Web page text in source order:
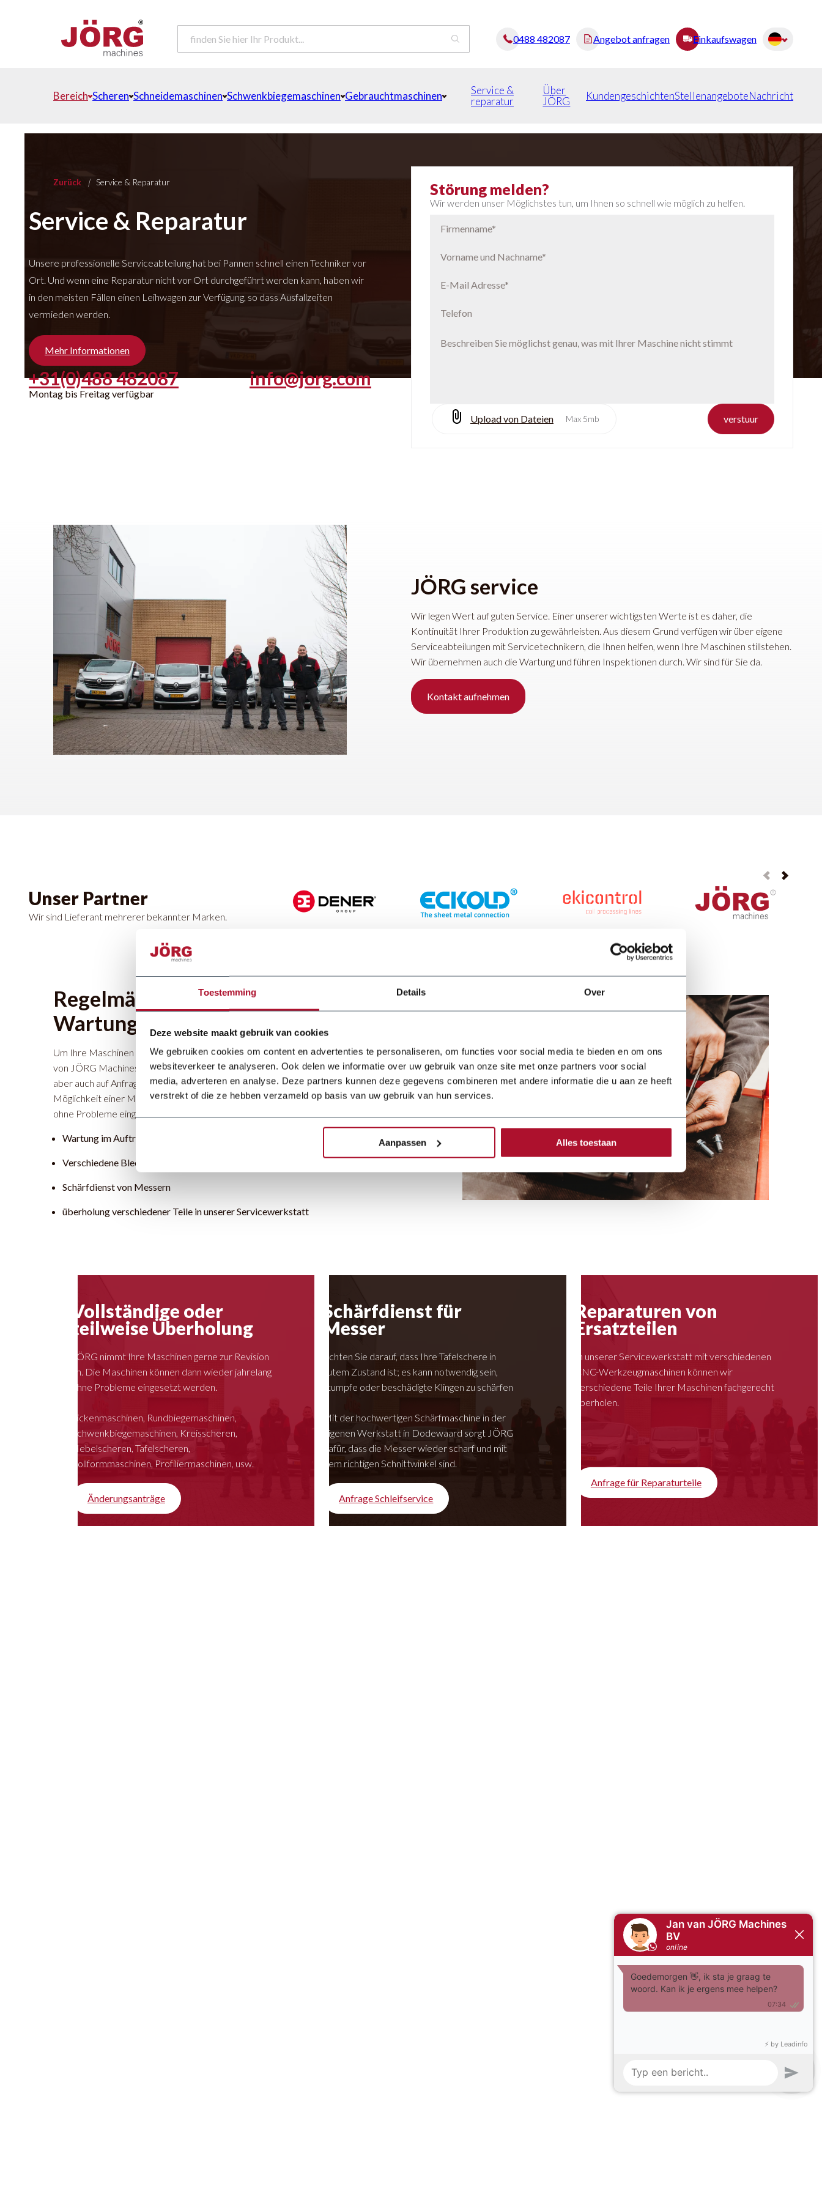
Toestemming Details Over
Deze website maakt gebruik van cookies
We gebruiken cookies om content en advertenties te personaliseren, om functies voor social media te bieden en om ons
websiteverkeer te analyseren. Ook delen we informatie over uw gebruik van onze site met onze partners voor social
media, adverteren en analyse. Deze partners kunnen deze gegevens combineren met andere informatie die u aan ze heeft
verstrekt of die ze hebben verzameld op basis van uw gebruik van hun services.
Aanpassen Alles toestaan
0488 482087 Angebot anfragen Einkaufswagen
Bereich Scheren Schneidemaschinen Schwenkbiegemaschinen Gebrauchtmaschinen
Service &
reparatur
Über
JÖRG
KundengeschichtenStellenangeboteNachricht
Zurück | Service & Reparatur
Service & Reparatur
Unsere professionelle Serviceabteilung hat bei Pannen schnell einen Techniker vor
Ort. Und wenn eine Reparatur nicht vor Ort durchgeführt werden kann, haben wir
in den meisten Fällen einen Leihwagen zur Verfügung, so dass Ausfallzeiten
vermieden werden.
Mehr Informationen
+31(0)488 482087
Montag bis Freitag verfügbar
info@jorg.com
Störung melden?
Wir werden unser Möglichstes tun, um Ihnen so schnell wie möglich zu helfen.
Upload von Dateien Max 5mb verstuur
JÖRG service
Wir legen Wert auf guten Service. Einer unserer wichtigsten Werte ist es daher, die
Kontinuität Ihrer Produktion zu gewährleisten. Aus diesem Grund verfügen wir über eigene
Serviceabteilungen mit Servicetechnikern, die Ihnen helfen, wenn Ihre Maschinen stillstehen.
Wir übernehmen auch die Wartung und führen Inspektionen durch. Wir sind für Sie da.
Kontakt aufnehmen
Unser Partner
Wir sind Lieferant mehrerer bekannter Marken.
Regelmäßige und gelegentliche
Wartung
Um Ihre Maschinen in gutem Zustand zu halten, können die qualifizierten Mechaniker
von JÖRG Machines BV die Wartung übernehmen. Zum Beispiel auf Vertragsbasis,
aber auch auf Anfrage. Auch für spezielle Einstellungen, Klingen usw. bieten wir die
Möglichkeit einer Maschinenüberholung, nach der die Maschinen wieder jahrelang
ohne Probleme eingesetzt werden können.
Wartung im Auftrag
Verschiedene Blechbearbeitungsmaschinen
Schärfdienst von Messern
überholung verschiedener Teile in unserer Servicewerkstatt
Vollständige oder
teilweise Überholung
JÖRG nimmt Ihre Maschinen gerne zur Revision
an. Die Maschinen können dann wieder jahrelang
ohne Probleme eingesetzt werden.
Sickenmaschinen, Rundbiegemaschinen,
Schwenkbiegemaschinen, Kreisscheren,
Hebelscheren, Tafelscheren,
Rollformmaschinen, Profiliermaschinen, usw.
Änderungsanträge
Schärfdienst für
Messer
Achten Sie darauf, dass Ihre Tafelschere in
gutem Zustand ist; es kann notwendig sein,
stumpfe oder beschädigte Klingen zu schärfen
Mit der hochwertigen Schärfmaschine in der
eigenen Werkstatt in Dodewaard sorgt JÖRG
dafür, dass die Messer wieder scharf und mit
dem richtigen Schnittwinkel sind.
Anfrage Schleifservice
Reparaturen von
Ersatzteilen
In unserer Servicewerkstatt mit verschiedenen
CNC-Werkzeugmaschinen können wir
verschiedene Teile Ihrer Maschinen fachgerecht
überholen.
Anfrage für Reparaturteile